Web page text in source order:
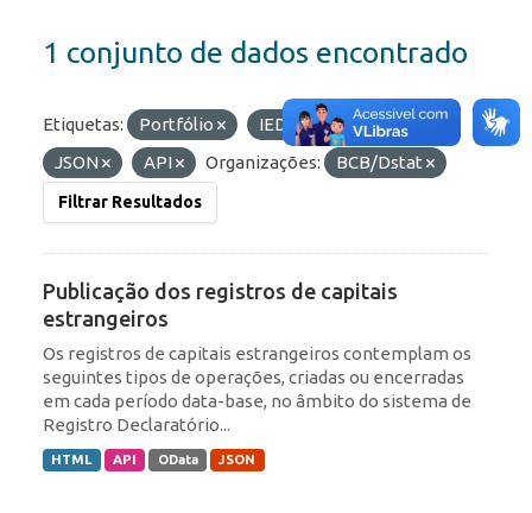
1 conjunto de dados encontrado
Etiquetas: Portfólio IED
Formatos:
JSON
API Organizações: BCB/Dstat
Filtrar Resultados
Publicação dos registros de capitais
estrangeiros
Os registros de capitais estrangeiros contemplam os
seguintes tipos de operações, criadas ou encerradas
em cada período data-base, no âmbito do sistema de
Registro Declaratório...
HTML API OData JSON